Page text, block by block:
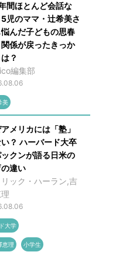
間ほとんど会話な
5児のママ・辻希美さ
んだ子どもの思春
係が戻ったきっか
？
編集部
美
メリカには「塾」
？ ハーバード大卒
クンが語る日米の
違い
ック・ハーラン,吉
大学
恵理 小学生